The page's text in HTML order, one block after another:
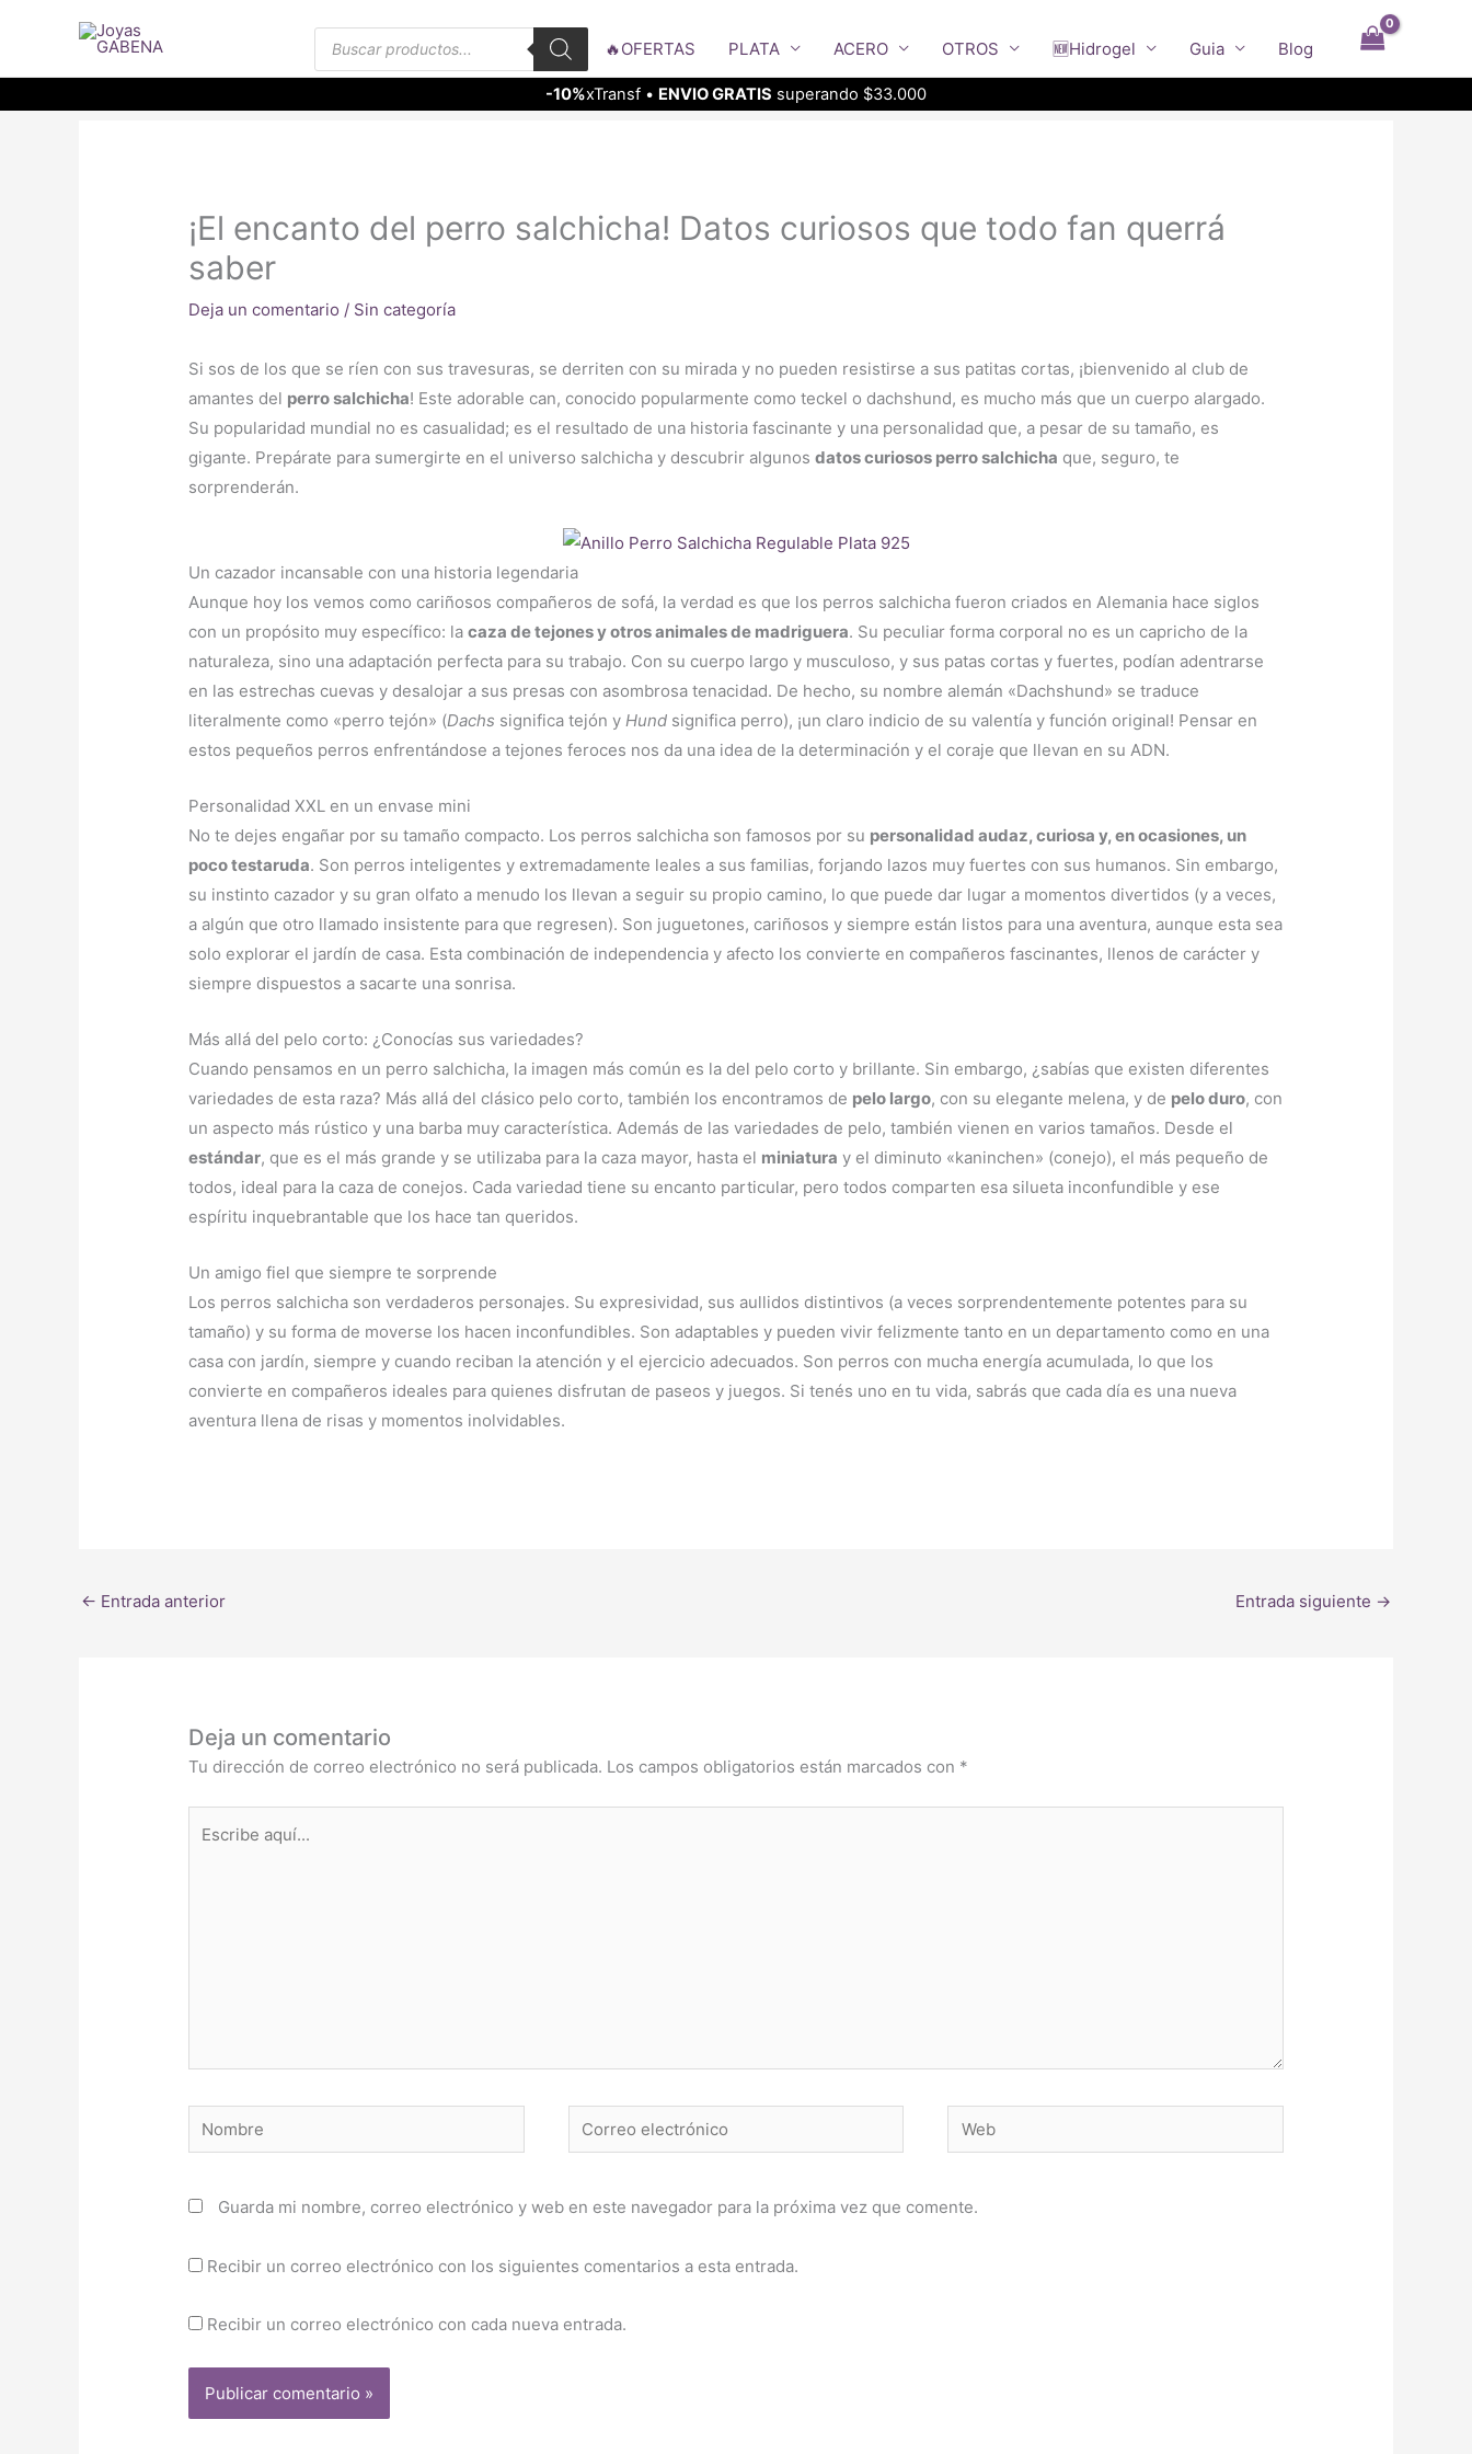
contenido
Búsqueda
de
productos
🔥OFERTAS PLATA ACERO OTROS 🆕Hidrogel Guia Blog
-10%xTransf • ENVIO GRATIS superando $33.000
¡El encanto del perro salchicha! Datos curiosos que todo fan querrá
saber
Deja un comentario / Sin categoría
Si sos de los que se ríen con sus travesuras, se derriten con su mirada y no pueden resistirse a sus patitas cortas, ¡bienvenido al club de
amantes del perro salchicha! Este adorable can, conocido popularmente como teckel o dachshund, es mucho más que un cuerpo alargado.
Su popularidad mundial no es casualidad; es el resultado de una historia fascinante y una personalidad que, a pesar de su tamaño, es
gigante. Prepárate para sumergirte en el universo salchicha y descubrir algunosdatos curiosos perro salchicha que, seguro, te
sorprenderán.
Un cazador incansable con una historia legendaria
Aunque hoy los vemos como cariñosos compañeros de sofá, la verdad es que los perros salchicha fueron criados en Alemania hace siglos
con un propósito muy específico: lacaza de tejones y otros animales de madriguera. Su peculiar forma corporal no es un capricho de la
naturaleza, sino una adaptación perfecta para su trabajo. Con su cuerpo largo y musculoso, y sus patas cortas y fuertes, podían adentrarse
en las estrechas cuevas y desalojar a sus presas con asombrosa tenacidad. De hecho, su nombre alemán «Dachshund» se traduce
literalmente como «perro tejón» (Dachs significa tejón yHund significa perro), ¡un claro indicio de su valentía y función original! Pensar en
estos pequeños perros enfrentándose a tejones feroces nos da una idea de la determinación y el coraje que llevan en su ADN.
Personalidad XXL en un envase mini
No te dejes engañar por su tamaño compacto. Los perros salchicha son famosos por su personalidad audaz, curiosa y, en ocasiones, un
poco testaruda. Son perros inteligentes y extremadamente leales a sus familias, forjando lazos muy fuertes con sus humanos. Sin embargo,
su instinto cazador y su gran olfato a menudo los llevan a seguir su propio camino, lo que puede dar lugar a momentos divertidos (y a veces,
a algún que otro llamado insistente para que regresen). Son juguetones, cariñosos y siempre están listos para una aventura, aunque esta sea
solo explorar el jardín de casa. Esta combinación de independencia y afecto los convierte en compañeros fascinantes, llenos de carácter y
siempre dispuestos a sacarte una sonrisa.
Más allá del pelo corto: ¿Conocías sus variedades?
Cuando pensamos en un perro salchicha, la imagen más común es la del pelo corto y brillante. Sin embargo, ¿sabías que existen diferentes
variedades de esta raza? Más allá del clásico pelo corto, también los encontramos de pelo largo, con su elegante melena, y de pelo duro, con
un aspecto más rústico y una barba muy característica. Además de las variedades de pelo, también vienen en varios tamaños. Desde el
estándar, que es el más grande y se utilizaba para la caza mayor, hasta el miniatura y el diminuto «kaninchen» (conejo), el más pequeño de
todos, ideal para la caza de conejos. Cada variedad tiene su encanto particular, pero todos comparten esa silueta inconfundible y ese
espíritu inquebrantable que los hace tan queridos.
Un amigo fiel que siempre te sorprende
Los perros salchicha son verdaderos personajes. Su expresividad, sus aullidos distintivos (a veces sorprendentemente potentes para su
tamaño) y su forma de moverse los hacen inconfundibles. Son adaptables y pueden vivir felizmente tanto en un departamento como en una
casa con jardín, siempre y cuando reciban la atención y el ejercicio adecuados. Son perros con mucha energía acumulada, lo que los
convierte en compañeros ideales para quienes disfrutan de paseos y juegos. Si tenés uno en tu vida, sabrás que cada día es una nueva
aventura llena de risas y momentos inolvidables.
← Entrada anterior Entrada siguiente →
Deja un comentario
Tu dirección de correo electrónico no será publicada. Los campos obligatorios están marcados con *
Nombre
Correo
electrónico
Web
Guarda mi nombre, correo electrónico y web en este navegador para la próxima vez que comente.
Recibir un correo electrónico con los siguientes comentarios a esta entrada.
Recibir un correo electrónico con cada nueva entrada.